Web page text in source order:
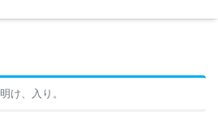
明け、入り。